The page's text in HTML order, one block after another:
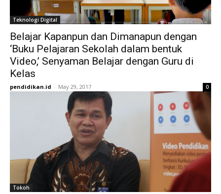
Teknologi Digital
Belajar Kapanpun dan Dimanapun dengan
‘Buku Pelajaran Sekolah dalam bentuk
Video,’ Senyaman Belajar dengan Guru di
Kelas
pendidikan.id - May 29, 2017 0
Tokoh